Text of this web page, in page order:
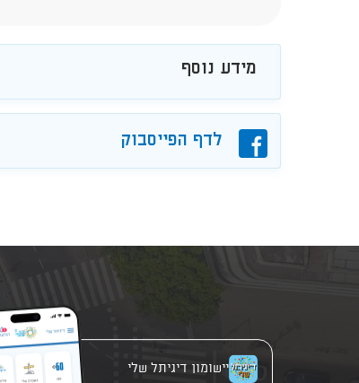
מידע נוסף
פייסבוקלדף הפייסבוק
יישומון דיגיתל שלי